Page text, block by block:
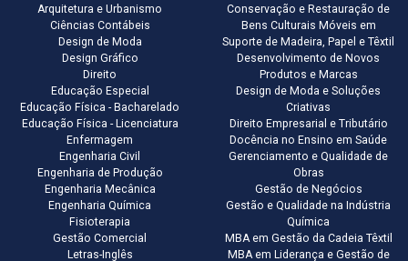
Arquitetura e Urbanismo
Ciências Contábeis
Design de Moda
Design Gráfico
Direito
Educação Especial
Educação Física - Bacharelado
Educação Física - Licenciatura
Enfermagem
Engenharia Civil
Engenharia de Produção
Engenharia Mecânica
Engenharia Química
Fisioterapia
Gestão Comercial
Letras-Inglês
Conservação e Restauração de
Bens Culturais Móveis em
Suporte de Madeira, Papel e Têxtil
Desenvolvimento de Novos
Produtos e Marcas
Design de Moda e Soluções
Criativas
Direito Empresarial e Tributário
Docência no Ensino em Saúde
Gerenciamento e Qualidade de
Obras
Gestão de Negócios
Gestão e Qualidade na Indústria
Química
MBA em Gestão da Cadeia Têxtil
MBA em Liderança e Gestão de